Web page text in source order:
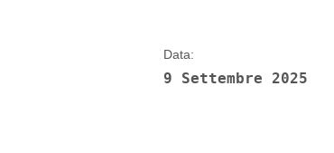
Data:
9 Settembre 2025